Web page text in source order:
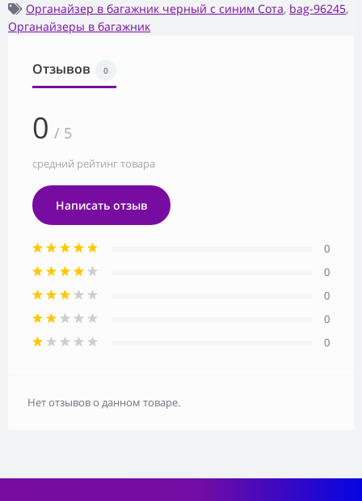
Органайзер в багажник черный с синим Сота, bag-96245,
Органайзеры в багажник
Отзывов 0
0 / 5
средний рейтинг товара
Написать отзыв
0
0
0
0
0
Нет отзывов о данном товаре.